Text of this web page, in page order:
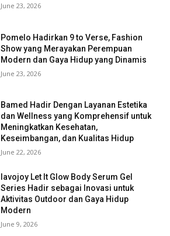
June 23, 2026
Pomelo Hadirkan 9 to Verse, Fashion
Show yang Merayakan Perempuan
Modern dan Gaya Hidup yang Dinamis
June 23, 2026
Bamed Hadir Dengan Layanan Estetika
dan Wellness yang Komprehensif untuk
Meningkatkan Kesehatan,
Keseimbangan, dan Kualitas Hidup
June 22, 2026
lavojoy Let It Glow Body Serum Gel
Series Hadir sebagai Inovasi untuk
Aktivitas Outdoor dan Gaya Hidup
Modern
June 9, 2026